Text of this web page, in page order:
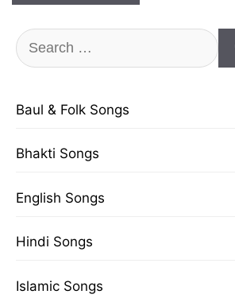
Search
for:
Baul & Folk Songs
Bhakti Songs
English Songs
Hindi Songs
Islamic Songs